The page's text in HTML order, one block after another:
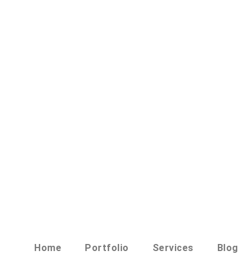
Home Portfolio Services Blog